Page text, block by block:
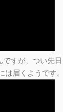
すが、つい先日
届くようです。